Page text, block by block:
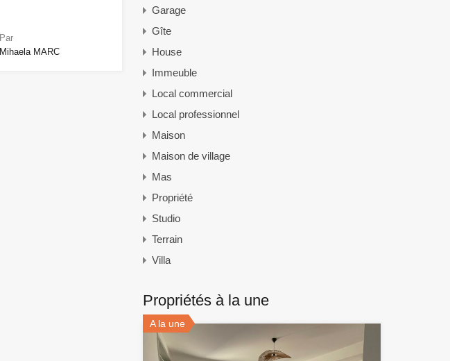
Par
Mihaela MARC
Garage
Gîte
House
Immeuble
Local commercial
Local professionnel
Maison
Maison de village
Mas
Propriété
Studio
Terrain
Villa
Propriétés à la une
A la une